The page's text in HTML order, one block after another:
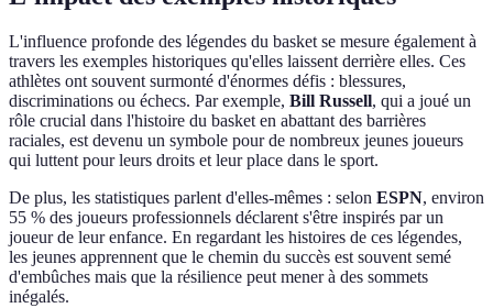
L'influence profonde des légendes du basket se mesure également à
travers les exemples historiques qu'elles laissent derrière elles. Ces
athlètes ont souvent surmonté d'énormes défis : blessures,
discriminations ou échecs. Par exemple, Bill Russell, qui a joué un
rôle crucial dans l'histoire du basket en abattant des barrières
raciales, est devenu un symbole pour de nombreux jeunes joueurs
qui luttent pour leurs droits et leur place dans le sport.
De plus, les statistiques parlent d'elles-mêmes : selon ESPN, environ
55 % des joueurs professionnels déclarent s'être inspirés par un
joueur de leur enfance. En regardant les histoires de ces légendes,
les jeunes apprennent que le chemin du succès est souvent semé
d'embûches mais que la résilience peut mener à des sommets
inégalés.